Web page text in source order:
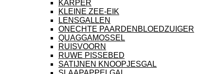
KARPER
KLEINE ZEE-EIK
LENSGALLEN
ONECHTE PAARDENBLOEDZUIGER
QUAGGAMOSSEL
RUISVOORN
RUWE PISSEBED
SATIJNEN KNOOPJESGAL